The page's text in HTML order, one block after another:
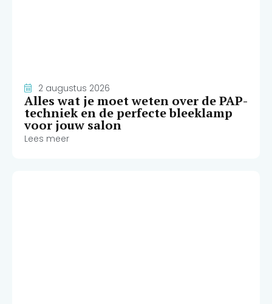
2 augustus 2026
Alles wat je moet weten over de PAP-
techniek en de perfecte bleeklamp
voor jouw salon
Lees meer